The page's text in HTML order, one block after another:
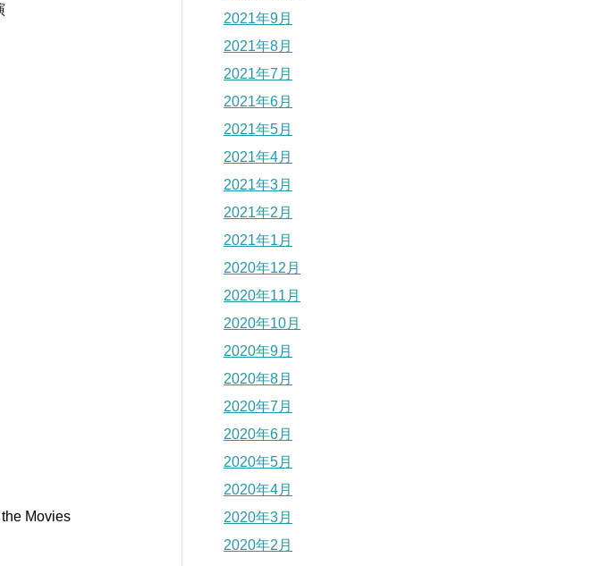
the Movies
2021年9月
2021年8月
2021年7月
2021年6月
2021年5月
2021年4月
2021年3月
2021年2月
2021年1月
2020年12月
2020年11月
2020年10月
2020年9月
2020年8月
2020年7月
2020年6月
2020年5月
2020年4月
2020年3月
2020年2月